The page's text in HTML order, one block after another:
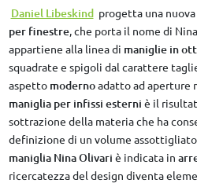
Daniel Libeskind progetta una
per finestre, che porta il nome di
appartiene alla linea di maniglie in
squadrate e spigoli dal carattere
aspetto modernoadatto ad aperture
maniglia per infissi esterni è il
sottrazione della materia che ha
definizione di un volume
maniglia Nina Olivari è indicata in
ricercatezza del design diventa